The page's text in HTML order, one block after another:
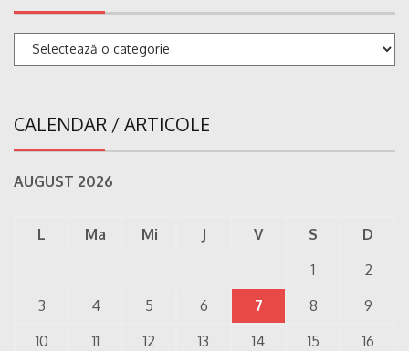
Categorii
CALENDAR / ARTICOLE
AUGUST 2026
L Ma Mi J V S
D
1
2
3
4 5 6 7 8
9
10
11 12 13 14 15
16